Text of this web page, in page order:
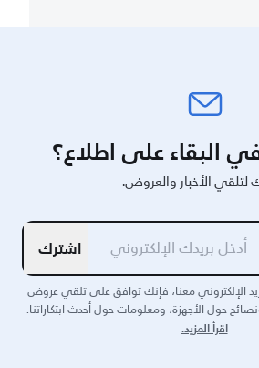
البقاء على اطلاع؟
لتلقي الأخبار والعروض.
اشترك
الإلكتروني معنا، فإنك توافق على تلقي عروض
حول الأجهزة، ومعلومات حول أحدث ابتكاراتنا.
اقرأ المزيد.